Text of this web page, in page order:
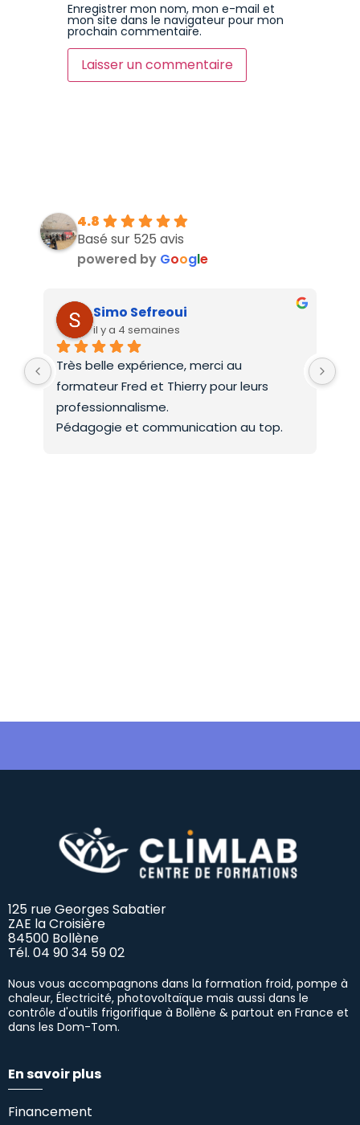
Enregistrer mon nom, mon e-mail et
mon site dans le navigateur pour mon
prochain commentaire.
4.8
Basé sur 525 avis
powered by Google
Simo Sefreoui
il y a 4 semaines
Très belle expérience, merci au
formateur Fred et Thierry pour leurs
professionnalisme.
Pédagogie et communication au top.
125 rue Georges Sabatier
ZAE la Croisière
84500 Bollène
Tél. 04 90 34 59 02
Nous vous accompagnons dans la formation froid, pompe à
chaleur, Électricité, photovoltaïque mais aussi dans le
contrôle d'outils frigorifique à Bollène & partout en France et
dans les Dom-Tom.
En savoir plus
Financement